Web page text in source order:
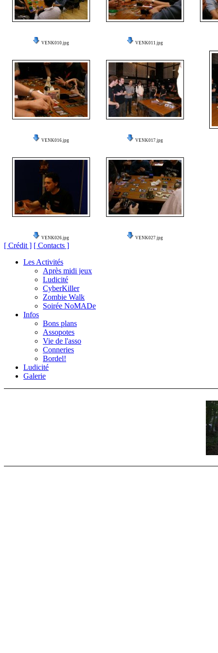
VENK010.jpg VENK011.jpg
VENK016.jpg VENK017.jpg
VENK026.jpg VENK027.jpg
[ Crédit ] [ Contacts ]
Les Activités
Après midi jeux
Ludicité
CyberKiller
Zombie Walk
Soirée NoMADe
Infos
Bons plans
Assopotes
Vie de l'asso
Conneries
Bordel!
Ludicité
Galerie